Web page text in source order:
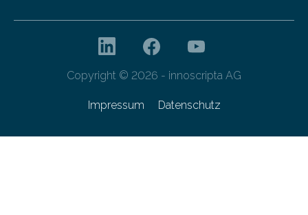
Copyright © 2026 - innoscripta AG
Impressum Datenschutz